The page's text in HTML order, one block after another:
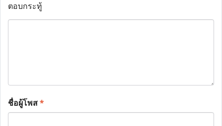
ตอบกระทู้
ชื่อผู้โพส*